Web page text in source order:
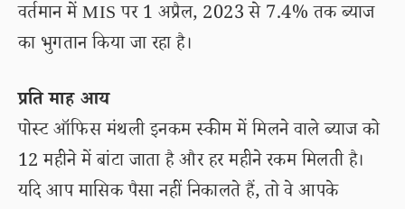
वर्तमान में MIS पर 1 अप्रैल, 2023 से 7.4% तक ब्याज
का भुगतान किया जा रहा है।
प्रति माह आय
पोस्ट ऑफिस मंथली इनकम स्कीम में मिलने वाले ब्याज को
12 महीने में बांटा जाता है और हर महीने रकम मिलती है।
यदि आप मासिक पैसा नहीं निकालते हैं, तो वे आपके